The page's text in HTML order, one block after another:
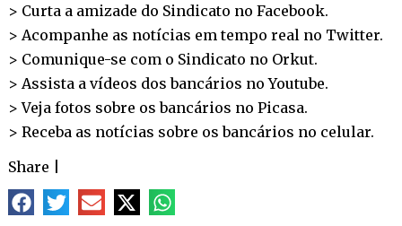
> Curta a amizade do Sindicato no Facebook.
> Acompanhe as notícias em tempo real no Twitter.
> Comunique-se com o Sindicato no Orkut.
> Assista a vídeos dos bancários noYoutube.
> Veja fotos sobre os bancários no Picasa.
> Receba as notícias sobre os bancários no celular.
Share